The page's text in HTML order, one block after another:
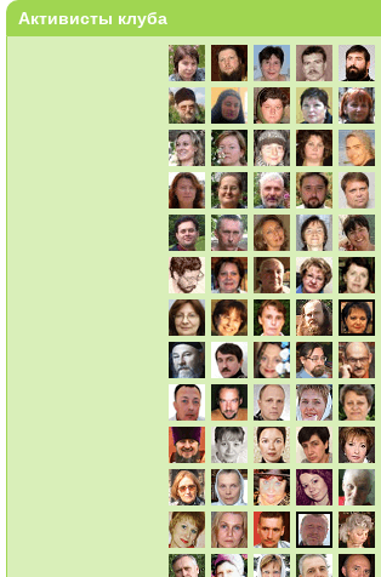
Активисты клуба